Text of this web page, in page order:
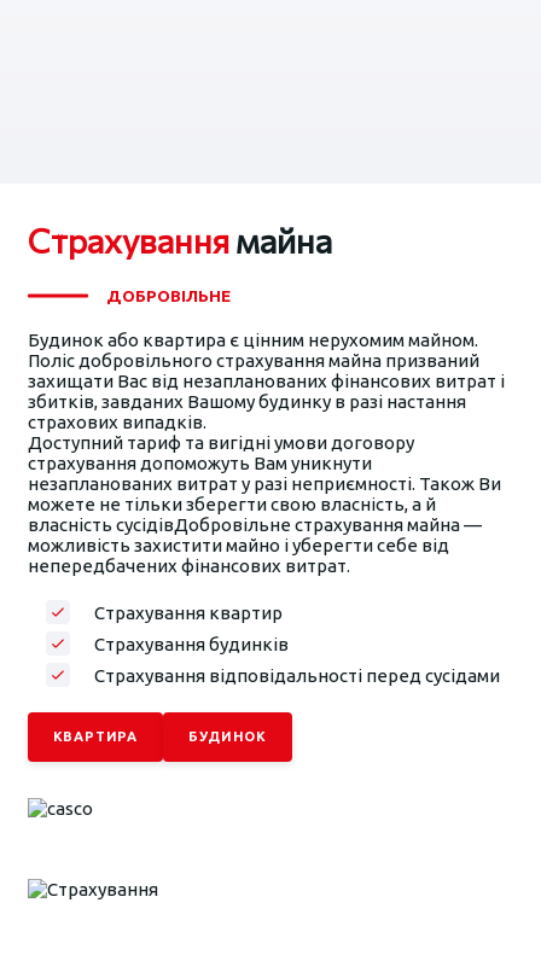
Страхуваннямайна
ДОБРОВІЛЬНЕ
Будинок або квартира є цінним нерухомим майном.
Поліс добровільного страхування майна призваний
захищати Вас від незапланованих фінансових витрат і
збитків, завданих Вашому будинку в разі настання
страхових випадків.
Доступний тариф та вигідні умови договору
страхування допоможуть Вам уникнути
незапланованих витрат у разі неприємності. Також Ви
можете не тільки зберегти свою власність, а й
власність сусідівДобровільне страхування майна —
можливість захистити майно і уберегти себе від
непередбачених фінансових витрат.
Страхування квартир
Страхування будинків
Страхування відповідальності перед сусідами
КВАРТИРА БУДИНОК